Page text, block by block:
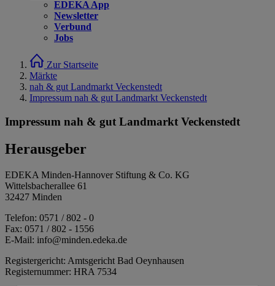
EDEKA App
Newsletter
Verbund
Jobs
Zur Startseite
Märkte
nah & gut Landmarkt Veckenstedt
Impressum nah & gut Landmarkt Veckenstedt
Impressum nah & gut Landmarkt Veckenstedt
Herausgeber
EDEKA Minden-Hannover Stiftung & Co. KG
Wittelsbacherallee 61
32427 Minden
Telefon: 0571 / 802 - 0
Fax: 0571 / 802 - 1556
E-Mail: info@minden.edeka.de
Registergericht: Amtsgericht Bad Oeynhausen
Registernummer: HRA 7534